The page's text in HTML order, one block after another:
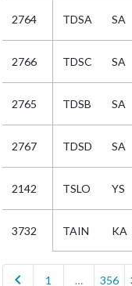
2764 TDSA SA
2766 TDSC SA
2765 TDSB SA
2767 TDSD SA
2142 TSLO YS
3732 TAIN KA
chevron_left 1 … 356